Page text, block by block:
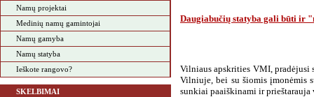
Namų projektai
Medinių namų gamintojai
Namų gamyba
Namų statyba
Ieškote rangovo?
SKELBIMAI
Daugiabučių statyba gali būti ir
Vilniaus apskrities VMI, pradėjusi
Vilniuje, bei su šiomis įmonėmis
sunkiai paaiškinami ir